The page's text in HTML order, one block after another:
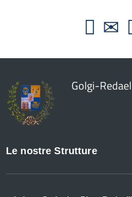
Golgi-
Le nostre Strutture